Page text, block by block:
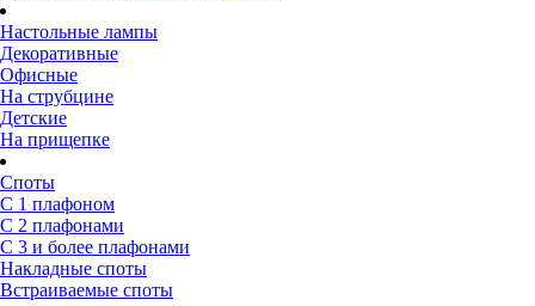
Настольные лампы
Декоративные
Офисные
На струбцине
Детские
На прищепке
Споты
С 1 плафоном
С 2 плафонами
С 3 и более плафонами
Накладные споты
Встраиваемые споты